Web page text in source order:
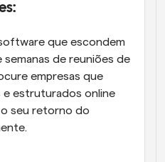
que escondem
de reuniões de
empresas que
e estruturados online
o seu retorno do